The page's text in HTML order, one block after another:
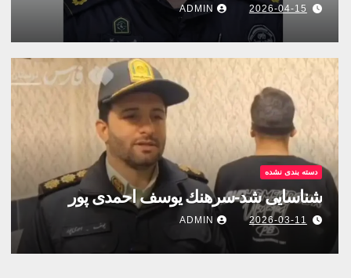
2026-04-15
ADMIN
دسته بندی نشده
شناسایی شد-سرهنك يوسف احمدى پور
2026-03-11
ADMIN